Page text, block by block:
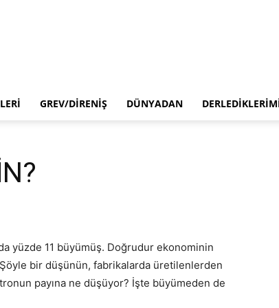
GREV/DIRENIŞ DÜNYADAN
yüzde 11 büyümüş. Doğrudur ekonominin
bir düşünün, fabrikalarda üretilenlerden
payına ne düşüyor? İşte büyümeden de